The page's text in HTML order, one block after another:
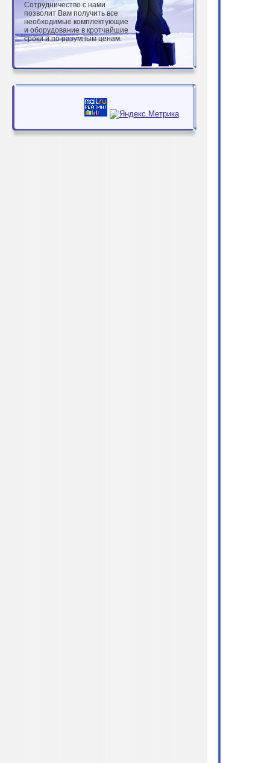
Сотрудничество с нами
позволит Вам получить все
необходимые комплектующие
и оборудование в кротчайшие
сроки и по разумным ценам.